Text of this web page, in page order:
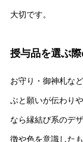
大切です。
授与品を選ぶ
お守り・御神札な
ぶと願いが伝わり
なら縁結び系のデ
徴や色を意識した